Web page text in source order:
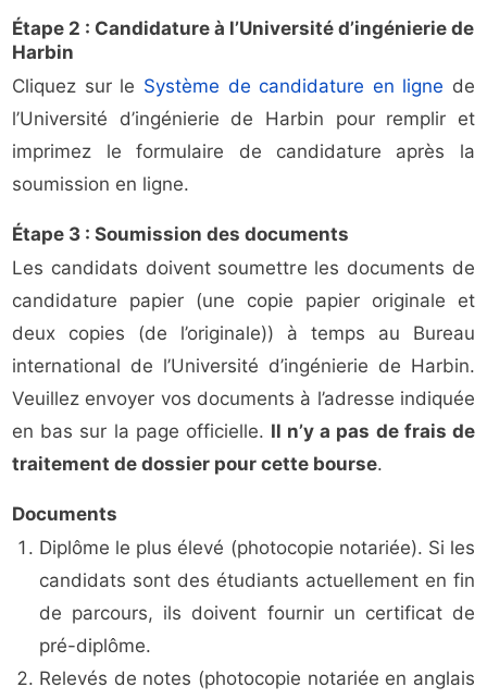
Étape 2 : Candidature à l’Université d’ingénierie de
Harbin
Cliquez sur le Système de candidature en ligne de
l’Université d’ingénierie de Harbin pour remplir et
imprimez le formulaire de candidature après la
soumission en ligne.
Étape 3 : Soumission des documents
Les candidats doivent soumettre les documents de
candidature papier (une copie papier originale et
deux copies (de l’originale)) à temps au Bureau
international de l’Université d’ingénierie de Harbin.
Veuillez envoyer vos documents à l’adresse indiquée
en bas sur la page officielle. Il n’y a pas de frais de
traitement de dossier pour cette bourse.
Documents
Diplôme le plus élevé (photocopie notariée). Si les
candidats sont des étudiants actuellement en fin
de parcours, ils doivent fournir un certificat de
pré-diplôme.
Relevés de notes (photocopie notariée en anglais